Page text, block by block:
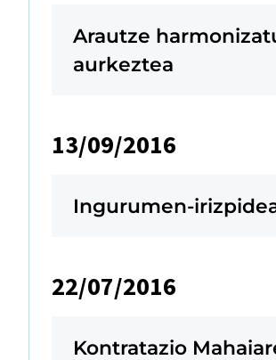
Arautze
aurkeztea
13/09/2016
Ingurumen-
22/07/2016
Kontratazio